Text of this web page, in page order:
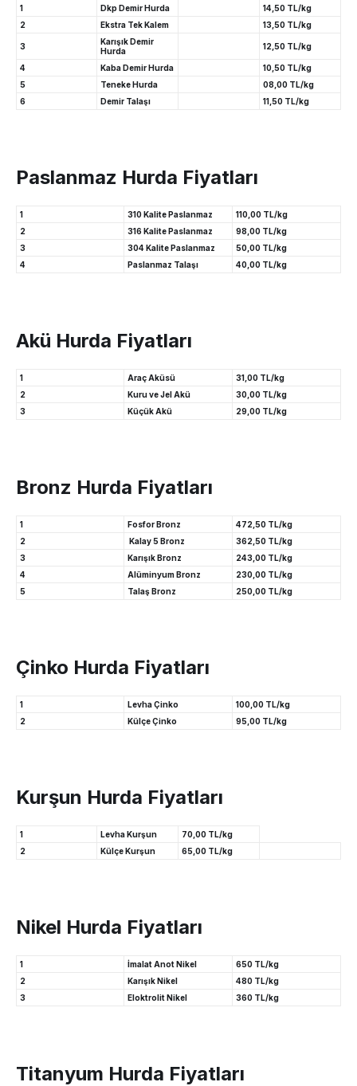
1 Dkp Demir Hurda
14,50 TL/kg
2
Ekstra Tek Kalem 13,50 TL/kg
3
Karışık Demir
Hurda
12,50 TL/kg
4 Kaba Demir Hurda
10,50 TL/kg
5
Teneke Hurda
08,00 TL/kg
6
Demir Talaşı 11,50 TL/kg
Paslanmaz Hurda Fiyatları
1 310 Kalite Paslanmaz
110,00 TL/kg
2
316 Kalite Paslanmaz
98,00 TL/kg
3
304 Kalite Paslanmaz
50,00 TL/kg
4
Paslanmaz Talaşı 40,00 TL/kg
Akü Hurda Fiyatları
1 Araç Aküsü
31,00 TL/kg
2
Kuru ve Jel Akü
30,00 TL/kg
3
Küçük Akü 29,00 TL/kg
Bronz Hurda Fiyatları
1 Fosfor Bronz
472,50 TL/kg
2
Kalay 5 Bronz
362,50 TL/kg
3
Karışık Bronz
243,00 TL/kg
4
Alüminyum Bronz
230,00 TL/kg
5
Talaş Bronz 250,00 TL/kg
Çinko Hurda Fiyatları
1 Levha Çinko
100,00 TL/kg
2
Külçe Çinko 95,00 TL/kg
Kurşun Hurda Fiyatları
1 Levha Kurşun
70,00 TL/kg
2
Külçe Kurşun 65,00 TL/kg
Nikel Hurda Fiyatları
1 İmalat Anot Nikel
650 TL/kg
2
Karışık Nikel
480 TL/kg
3
Eloktrolit Nikel 360 TL/kg
Titanyum Hurda Fiyatları